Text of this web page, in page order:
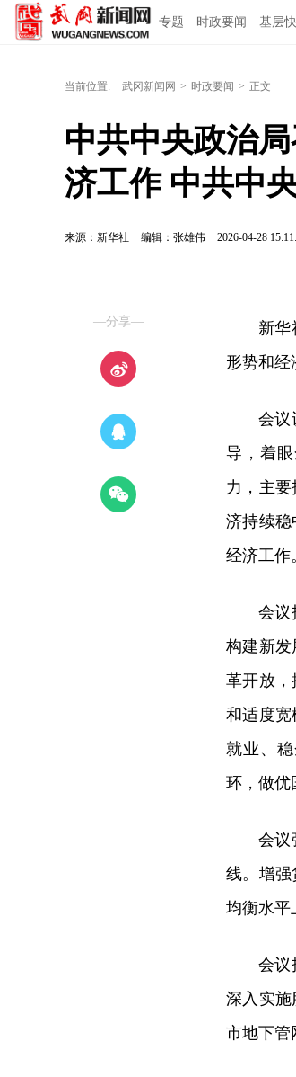
专题 时政要闻 基层
当前位置: 武冈新闻网 > 时政要闻 > 正文
中共中央政治
济工作 中共中
来源：新华社 编辑：张雄伟 2026-04-28
—分享—
新华
形势和经
会议
导，着
力，主
济持续
经济工作
会议
构建新
革开放
和适度
就业、
环，做优
会议
线。增
均衡水平
会议
深入实
市地下管